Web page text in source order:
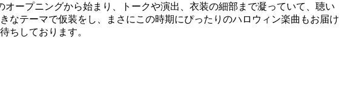
ープニングから始まり、トークや演出、衣装の細部まで凝っていて、聴い
テーマで仮装をし、まさにこの時期にぴったりのハロウィン楽曲もお届け
ちしております。